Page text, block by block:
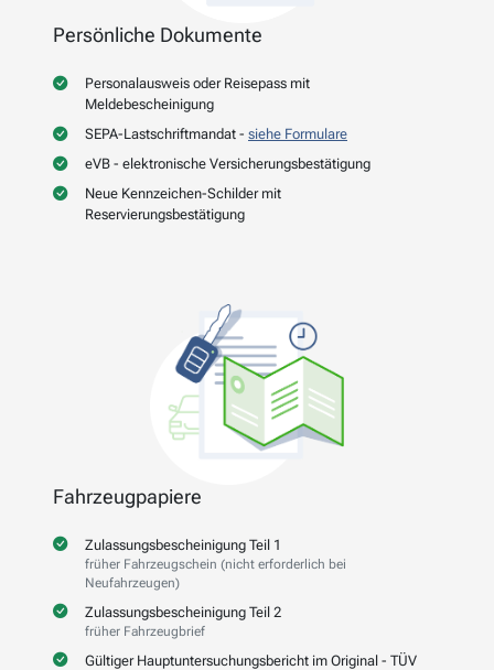
Persönliche Dokumente
Personalausweis oder Reisepass mit
Meldebescheinigung
SEPA-Lastschriftmandat - siehe Formulare
eVB - elektronische Versicherungsbestätigung
Neue Kennzeichen-Schilder mit
Reservierungsbestätigung
Fahrzeugpapiere
Zulassungsbescheinigung Teil 1
früher Fahrzeugschein (nicht erforderlich bei
Neufahrzeugen)
Zulassungsbescheinigung Teil 2
früher Fahrzeugbrief
Gültiger Hauptuntersuchungsbericht im Original - TÜV